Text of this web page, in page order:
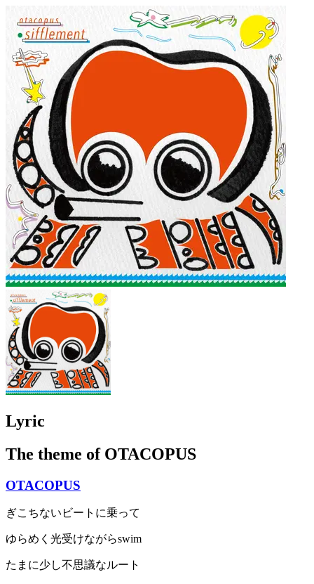
Lyric
The theme of OTACOPUS
OTACOPUS
ぎこちないビートに乗って
ゆらめく光受けながらswim
たまに少し不思議なルート